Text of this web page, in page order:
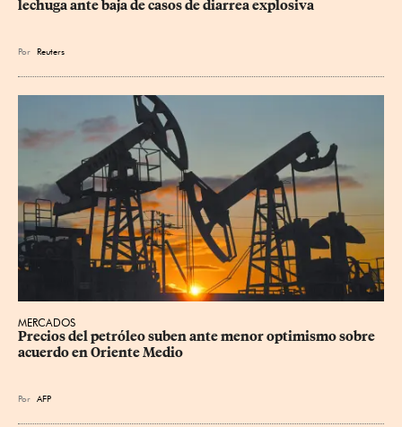
lechuga ante baja de casos de diarrea explosiva
Por Reuters
MERCADOS
Precios del petróleo suben ante menor optimismo sobre
acuerdo en Oriente Medio
Por AFP